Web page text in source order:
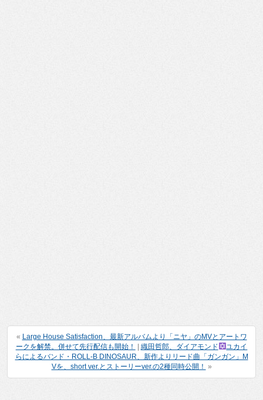
« Large House Satisfaction、最新アルバムより「ニヤ」のMVとアートワ
ークを解禁。併せて先行配信も開始！
織田哲郎、ダイアモンド
ユカイ
らによるバンド・ROLL-B DINOSAUR、新作よりリード曲「ガンガン」M
Vを、short ver.とストーリーver.の2種同時公開！ »